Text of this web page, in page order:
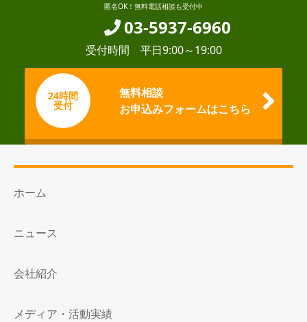
匿名OK！無料電話相談も受付中
03-5937-6960
受付時間 平日9:00～19:00
24時間
受付
無料相談
お申込みフォームはこちら
ホーム
ニュース
会社紹介
メディア・活動実績